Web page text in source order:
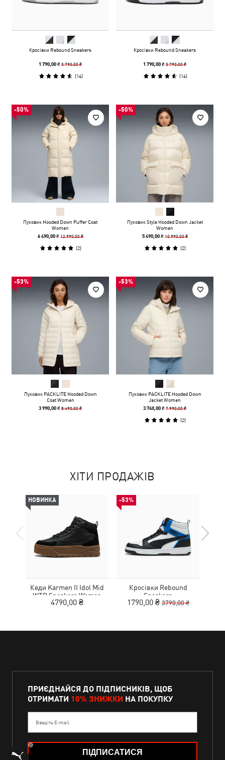
Кросівки Rebound Sneakers
1 790,00 ₴3 790,00 ₴
(14)
Кросівки Rebound Sneakers
1 790,00 ₴3 790,00 ₴
(14)
-50%
Пуховик Hooded Down Puffer Coat
Women
6 490,00 ₴ 12 990,00 ₴
(2)
-50%
Пуховик Style Hooded Down Jacket
Women
5 490,00 ₴ 10 990,00 ₴
(2)
-53%
Пуховик PACKLITE Hooded Down
Coat Women
3 990,00 ₴8 490,00 ₴
-53%
Пуховик PACKLITE Hooded Down
Jacket Women
3 740,00 ₴7 990,00 ₴
(2)
ХІТИ ПРОДАЖІВ
НОВИНКА
Кеди Karmen II Idol Mid
WTR Sneakers Women
4790,00 ₴
-53%
Кросівки Rebound
Sneakers
1790,00 ₴ 3790,00 ₴
ПРИЄДНАЙСЯ ДО ПІДПИСНИКІВ, ЩОБ
ОТРИМАТИ 10% ЗНИЖКИ НА ПОКУПКУ
Введіть E-mail
ПІДПИСАТИСЯ